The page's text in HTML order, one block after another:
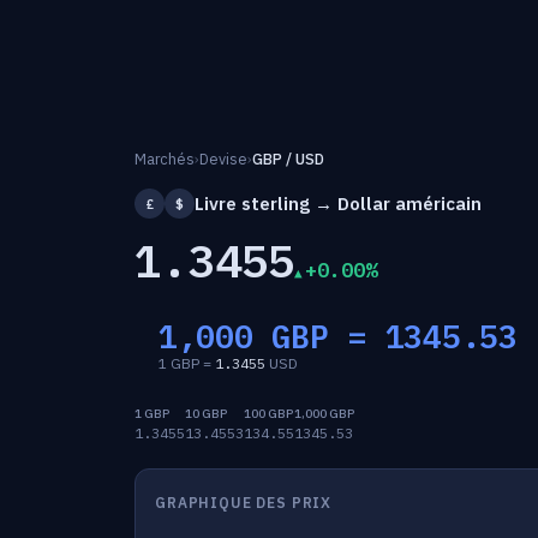
Marchés›Devise›GBP / USD
£ $ Livre sterling → Dollar américain
1.3455 +0.00%
1,000 GBP = 1345.53
1 GBP = 1.3455 USD
1 GBP
1.3455
10 GBP
13.4553
100 GBP
134.55
1,000 GBP
1345.53
GRAPHIQUE DES PRIX